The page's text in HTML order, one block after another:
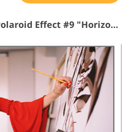
Photoshop Action Polaroid Effect #9 "Horizontal Lines"